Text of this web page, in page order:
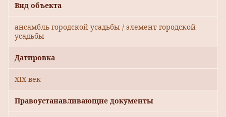
Вид объекта
ансамбль городской усадьбы / элемент городской
усадьбы
Датировка
XIX век
Правоустанавливающие документы